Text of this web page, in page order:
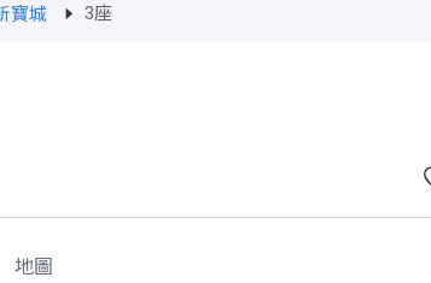
寶城 3座
地圖